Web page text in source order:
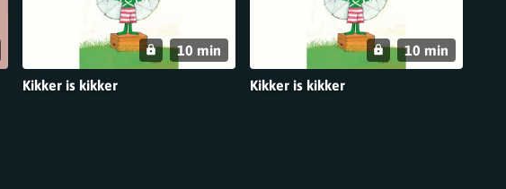
Kikker is kikker
10 min
Kikker is kikker
10 min